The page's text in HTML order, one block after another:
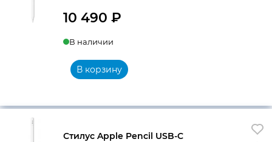
10 490 ₽
В наличии
В корзину
Стилус Apple Pencil USB-C